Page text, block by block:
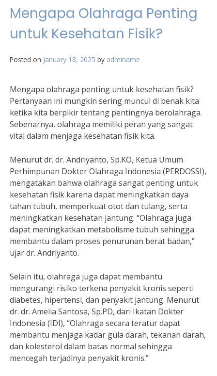
Mengapa Olahraga Penting
untuk Kesehatan Fisik?
Posted on January 18, 2025 by adminame
Mengapa olahraga penting untuk kesehatan fisik?
Pertanyaan ini mungkin sering muncul di benak kita
ketika kita berpikir tentang pentingnya berolahraga.
Sebenarnya, olahraga memiliki peran yang sangat
vital dalam menjaga kesehatan fisik kita.
Menurut dr. dr. Andriyanto, Sp.KO, Ketua Umum
Perhimpunan Dokter Olahraga Indonesia (PERDOSSI),
mengatakan bahwa olahraga sangat penting untuk
kesehatan fisik karena dapat meningkatkan daya
tahan tubuh, memperkuat otot dan tulang, serta
meningkatkan kesehatan jantung. “Olahraga juga
dapat meningkatkan metabolisme tubuh sehingga
membantu dalam proses penurunan berat badan,”
ujar dr. Andriyanto.
Selain itu, olahraga juga dapat membantu
mengurangi risiko terkena penyakit kronis seperti
diabetes, hipertensi, dan penyakit jantung. Menurut
dr. dr. Amelia Santosa, Sp.PD, dari Ikatan Dokter
Indonesia (IDI), “Olahraga secara teratur dapat
membantu menjaga kadar gula darah, tekanan darah,
dan kolesterol dalam batas normal sehingga
mencegah terjadinya penyakit kronis.”